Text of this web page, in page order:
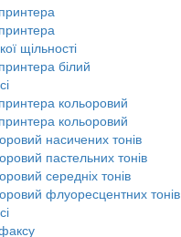
щільності
білий
кольоровий
кольоровий
насичених тонів
пастельних тонів
середніх тонів
флуоресцентних тонів